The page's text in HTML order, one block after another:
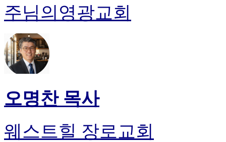
주님의영광교회
오명찬 목사
웨스트힐 장로교회